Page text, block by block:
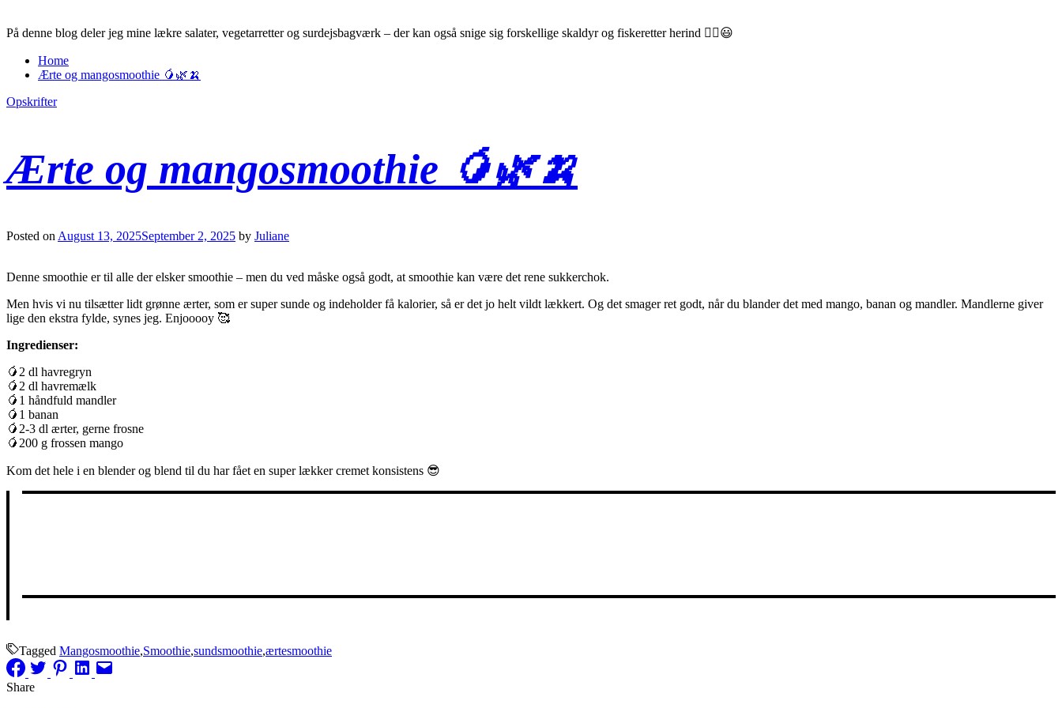
På denne blog deler jeg mine lækre salater, vegetarretter og surdejsbagværk – der kan også snige sig forskellige skaldyr og fiskeretter herind ✌🏼😃
Home
Ærte og mangosmoothie 🥭🌿🍌
Opskrifter
Ærte og mangosmoothie 🥭🌿🍌
Posted on August 13, 2025September 2, 2025 by Juliane
Denne smoothie er til alle der elsker smoothie – men du ved måske også godt, at smoothie kan være det rene sukkerchok.
Men hvis vi nu tilsætter lidt grønne ærter, som er super sunde og indeholder få kalorier, så er det jo helt vildt lækkert. Og det smager ret godt, når du blander det med mango, banan og mandler. Mandlerne giver
lige den ekstra fylde, synes jeg. Enjooooy 🥰
Ingredienser:
🥭2 dl havregryn
🥭2 dl havremælk
🥭1 håndfuld mandler
🥭1 banan
🥭2-3 dl ærter, gerne frosne
🥭200 g frossen mango
Kom det hele i en blender og blend til du har fået en super lækker cremet konsistens 😎
Tagged Mangosmoothie,Smoothie,sundsmoothie,ærtesmoothie
Share